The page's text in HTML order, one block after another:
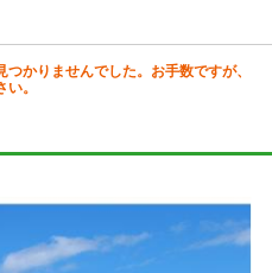
かりませんでした。お手数ですが、
。